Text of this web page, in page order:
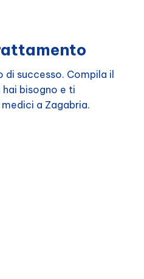
successo. Compila il
bisogno e ti
a Zagabria.